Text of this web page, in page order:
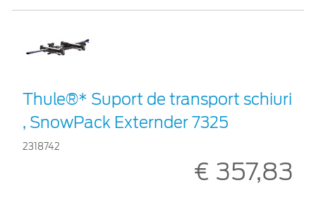
Thule®* Suport de transport schiuri
, SnowPack Externder 7325
2318742
€ 357,83